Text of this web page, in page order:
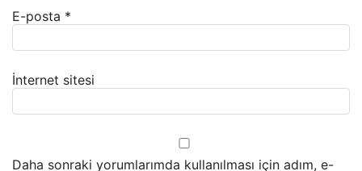
E-posta *
İnternet sitesi
Daha sonraki yorumlarımda kullanılması için adım, e-